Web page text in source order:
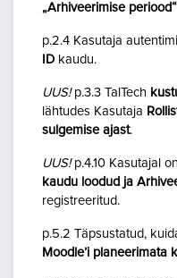
„Arhiveerimise periood“
p.2.4 Kasutaja
ID kaudu.
UUS!p.3.3 TalTech
lähtudes Kasutaja
sulgemise ajast.
UUS!p.4.10 Kasutajal
kaudu loodud ja
registreeritud.
p.5.2 Täpsustatud,
Moodle’i planeerimata